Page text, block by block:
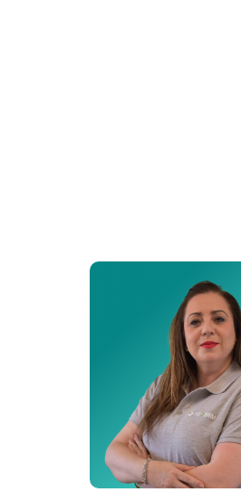
Puesto de
Auxiliar
Delegación:
Porto
Cita:
❝ Una meta es un sueño con